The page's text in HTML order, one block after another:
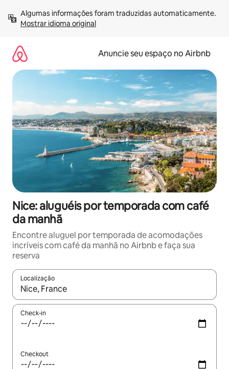
para
Mostrar idioma original
Anuncie seu espaço no Airbnb
Nice: aluguéis por temporada com café
da manhã
Encontre aluguel por temporada de acomodações
incríveis com café da manhã no Airbnb e faça sua
reserva
Localização
Quando os resultados estiverem disponíveis, explore-os
Check-in
Checkout